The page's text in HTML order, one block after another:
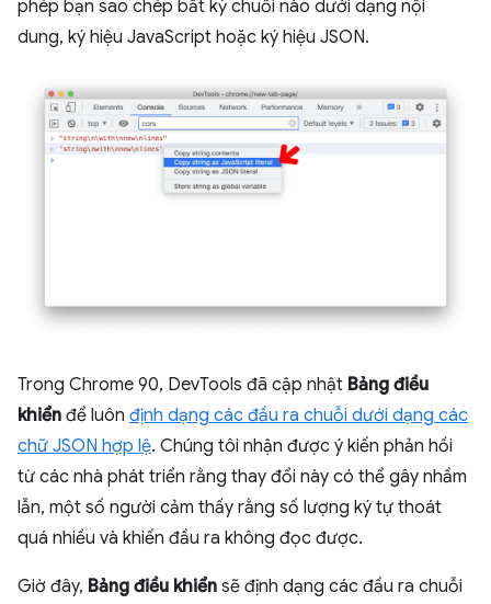
phép bạn sao chép bất kỳ chuỗi nào dưới dạng nội
dung, ký hiệu JavaScript hoặc ký hiệu JSON.
Trong Chrome 90, DevTools đã cập nhật Bảng điều
khiển để luôn định dạng các đầu ra chuỗi dưới dạng các
chữ JSON hợp lệ. Chúng tôi nhận được ý kiến phản hồi
từ các nhà phát triển rằng thay đổi này có thể gây nhầm
lẫn, một số người cảm thấy rằng số lượng ký tự thoát
quá nhiều và khiến đầu ra không đọc được.
Giờ đây, Bảng điều khiển sẽ định dạng các đầu ra chuỗi